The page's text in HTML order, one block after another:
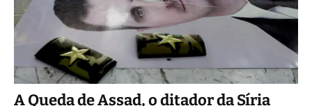
A Queda de Assad, o ditador da Síria